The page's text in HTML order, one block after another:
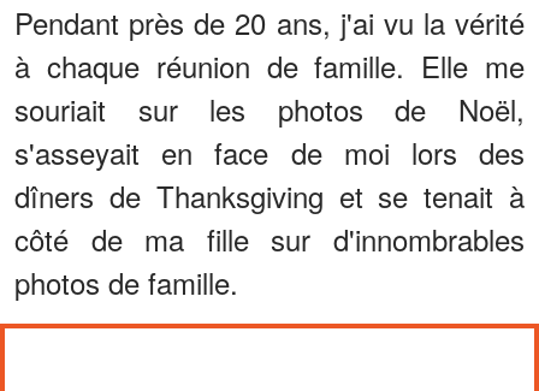
Pendant près de 20 ans, j'ai vu la vérité
à chaque réunion de famille. Elle me
souriait sur les photos de Noël,
s'asseyait en face de moi lors des
dîners de Thanksgiving et se tenait à
côté de ma fille sur d'innombrables
photos de famille.